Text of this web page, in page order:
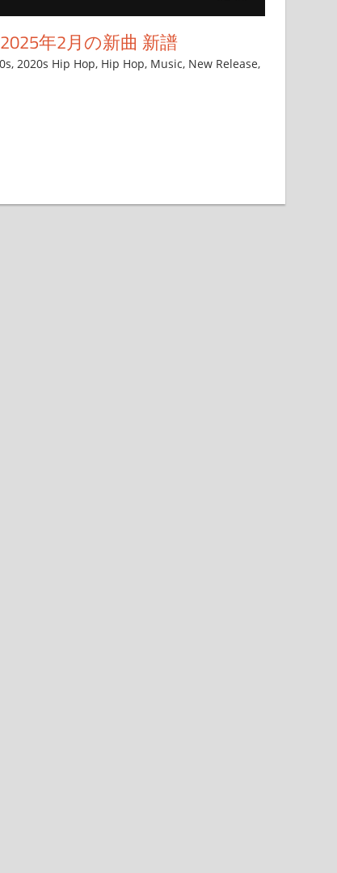
2025年2月の新曲 新譜
,2020s Hip Hop, Hip Hop, Music, New Release,